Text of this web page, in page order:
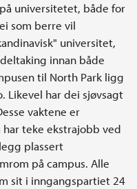
universitetet, både for
som berre vil
universitet,
innan både
til North Park ligg
Likevel har dei sjøvsagt
vaktene er
teke ekstrajobb ved
plassert
på campus. Alle
sit i inngangspartiet 24